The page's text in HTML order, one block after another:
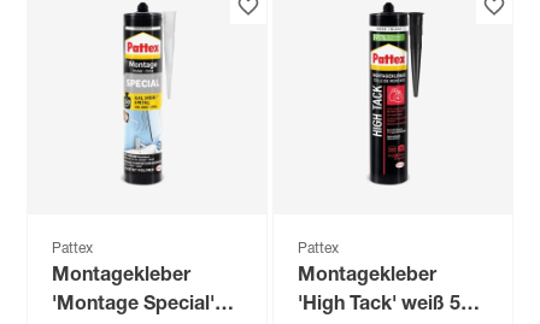
Pattex
Montagekleber
'Montage Special'
Pattex
Montagekleber
'High Tack' weiß 511